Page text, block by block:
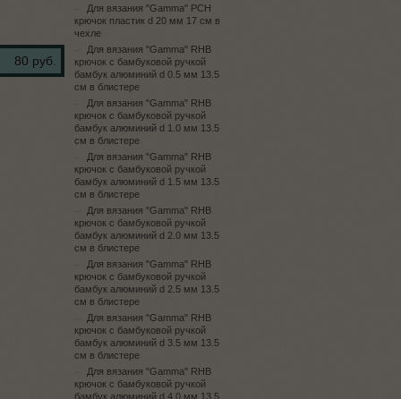
80 руб.
Для вязания "Gamma" PCH
крючок пластик d 20 мм 17 см в
чехле
Для вязания "Gamma" RHB
крючок с бамбуковой ручкой
бамбук алюминий d 0.5 мм 13.5
см в блистере
Для вязания "Gamma" RHB
крючок с бамбуковой ручкой
бамбук алюминий d 1.0 мм 13.5
см в блистере
Для вязания "Gamma" RHB
крючок с бамбуковой ручкой
бамбук алюминий d 1.5 мм 13.5
см в блистере
Для вязания "Gamma" RHB
крючок с бамбуковой ручкой
бамбук алюминий d 2.0 мм 13.5
см в блистере
Для вязания "Gamma" RHB
крючок с бамбуковой ручкой
бамбук алюминий d 2.5 мм 13.5
см в блистере
Для вязания "Gamma" RHB
крючок с бамбуковой ручкой
бамбук алюминий d 3.5 мм 13.5
см в блистере
Для вязания "Gamma" RHB
крючок с бамбуковой ручкой
бамбук алюминий d 4.0 мм 13.5